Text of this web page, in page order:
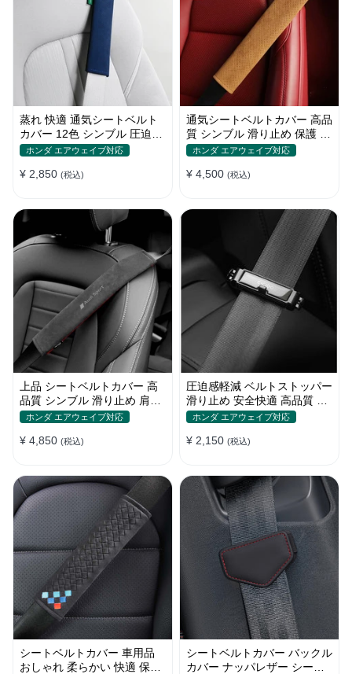
蒸れ 快適 通気シートベルト
カバー 12色 シンブル 圧迫感
軽減 保護 肩当てパッド
ホンダ エアウェイブ対応
¥ 2,850 (税込)
通気シートベルトカバー 高品
質 シンブル 滑り止め 保護 肩
当てパッド 圧迫感軽減
ホンダ エアウェイブ対応
¥ 4,500 (税込)
上品 シートベルトカバー 高
品質 シンブル 滑り止め 肩当
てパッド 圧迫感軽減
ホンダ エアウェイブ対応
¥ 4,850 (税込)
圧迫感軽減 ベルトストッパー
滑り止め 安全快適 高品質 テ
ープクリップ 快適 2個セット
ホンダ エアウェイブ対応
¥ 2,150 (税込)
シートベルトカバー 車用品
おしゃれ 柔らかい 快適 保護
シートベルトカバー バックル
カバー ナッパレザー シート